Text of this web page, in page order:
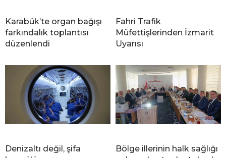
Karabük’te organ bağışı
farkındalık toplantısı
düzenlendi
Fahri Trafik
Müfettişlerinden İzmarit
Uyarısı
Denizaltı değil, şifa
Bölge illerinin halk sağlığı